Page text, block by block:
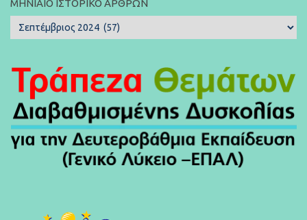
ΜΗΝΙΑΊΟ ΙΣΤΟΡΙΚΌ ΆΡΘΡΩΝ
Μηνιαίο
Ιστορικό